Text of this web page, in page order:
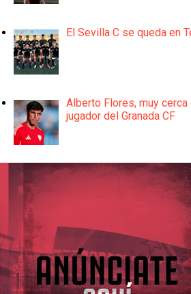
El Sevilla C se queda en
Alberto Flores, muy
jugador del Granada CF